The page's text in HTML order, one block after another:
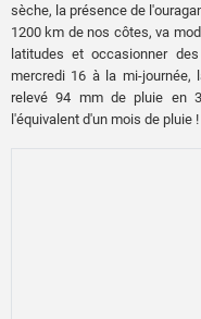
sèche, la présence de
1200 km de nos côtes, va
latitudes et occasionner
mercredi 16 à la mi-journée,
relevé 94 mm de pluie en
l'équivalent d'un mois de pluie !